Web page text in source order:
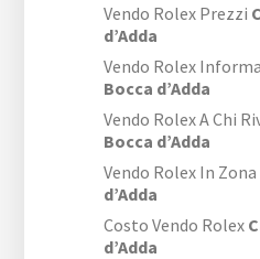
Vendo Rolex Prezzi
d’Adda
Vendo Rolex
Bocca d’Adda
Vendo Rolex A Chi
Bocca d’Adda
Vendo Rolex In Zona
d’Adda
Costo Vendo Rolex
d’Adda